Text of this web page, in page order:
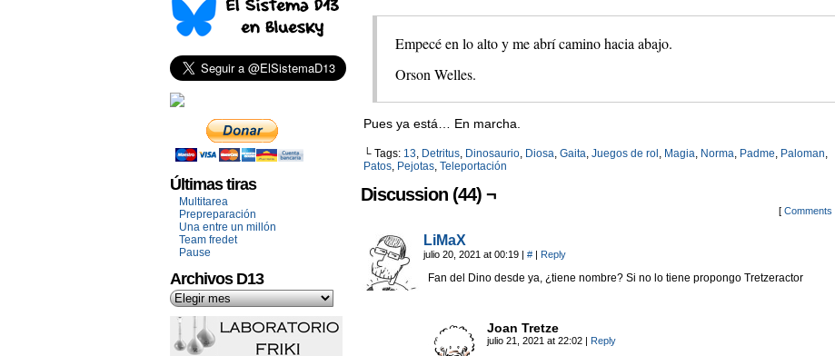
Últimas tiras
Multitarea
Prepreparación
Una entre un millón
Team fredet
Pause
Archivos D13
Empecé en lo alto y me abrí camino hacia abajo.
Orson Welles.
Pues ya está… En marcha.
└ Tags: 13, Detritus, Dinosaurio, Diosa, Gaita, Juegos de rol , Magia, Norma, Padme, Paloman,
Patos, Pejotas, Teleportación
Discussion (44) ¬
[ Comments
LiMaX
julio 20, 2021 at 00:19 | # | Reply
Fan del Dino desde ya, ¿tiene nombre? Si no lo tiene propongo Tretzeractor
Joan Tretze
julio 21, 2021 at 22:02 | Reply